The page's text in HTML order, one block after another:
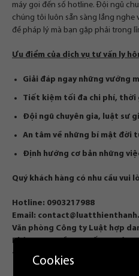
máy gọi đến số hotline. Đội ngũ
chúng tôi luôn sẵn sàng lắng nghe
đề pháp lý mà bạn gặp phải trong
Ưu điểm của dịch vụ tư vấn ly
Giải đáp ngay những vướng
Tiết kiệm tối đa chi phí, thời
Đội ngũ chuyên gia, luật sư
An tâm về những bí mật đời
Định hướng cơ bản những
Quý khách hàng có nhu cầu
Hotline: 0903217988
Email:
Văn phòng Công ty Luật hợp
Phòng 302, tầng 3, số 142 Lê
Đống Đa, Hà Nội.
Cookies